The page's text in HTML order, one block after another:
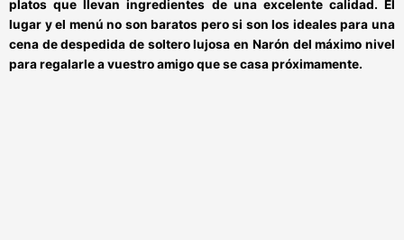
platos que llevan ingredientes de una excelente calidad. El
lugar y el menú no son baratos pero si son los ideales para una
cena de despedida de soltero lujosa en Narón del máximo nivel
para regalarle a vuestro amigo que se casa próximamente.